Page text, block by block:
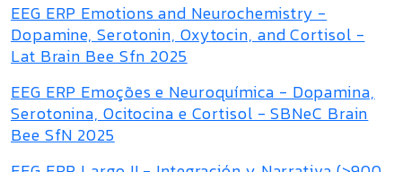
EEG ERP Emotions and Neurochemistry -
Dopamine, Serotonin, Oxytocin, and Cortisol -
Lat Brain Bee Sfn 2025
EEG ERP Emoções e Neuroquímica - Dopamina,
Serotonina, Ocitocina e Cortisol - SBNeC Brain
Bee SfN 2025